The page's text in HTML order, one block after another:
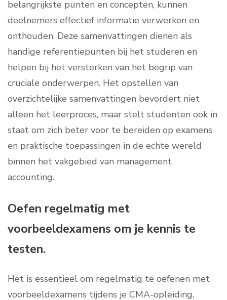
belangrijkste punten en concepten, kunnen
deelnemers effectief informatie verwerken en
onthouden. Deze samenvattingen dienen als
handige referentiepunten bij het studeren en
helpen bij het versterken van het begrip van
cruciale onderwerpen. Het opstellen van
overzichtelijke samenvattingen bevordert niet
alleen het leerproces, maar stelt studenten ook in
staat om zich beter voor te bereiden op examens
en praktische toepassingen in de echte wereld
binnen het vakgebied van management
accounting.
Oefen regelmatig met
voorbeeldexamens om je kennis te
testen.
Het is essentieel om regelmatig te oefenen met
voorbeeldexamens tijdens je CMA-opleiding,